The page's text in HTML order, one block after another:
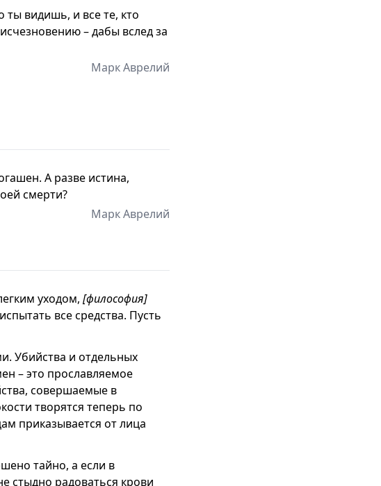
видишь, и все те, кто
– дабы вслед за
Марк Аврелий
А разве истина,
смерти?
Марк Аврелий
уходом, [философия]
все средства. Пусть
Убийства и отдельных
– это прославляемое
совершаемые в
творятся теперь по
приказывается от лица
тайно, а если в
стыдно радоваться крови